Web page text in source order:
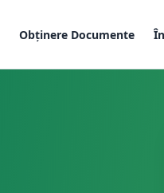
Obținere Documente